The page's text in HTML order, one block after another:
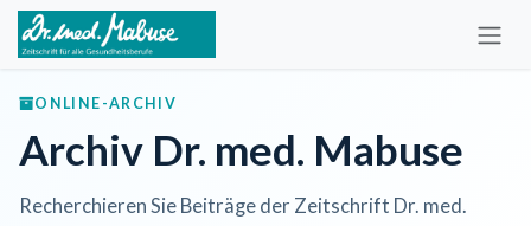
Zum Inhalt springen
ONLINE-ARCHIV
Archiv Dr. med. Mabuse
Recherchieren Sie Beiträge der Zeitschrift Dr. med.